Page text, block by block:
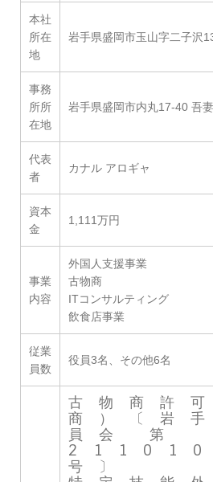
本社
所在
地
岩手県盛岡市玉山字二子沢
事務
所所
在地
岩手県盛岡市内丸17-40 吾
代表
者
カナル アロギャ
資本
金
1,111万円
事業
内容
外国人支援事業
古物商
ITコンサルティング
飲食店事業
従業
員数
役員3名、その他6名
古物商許
商）〔岩
員会 第
号〕